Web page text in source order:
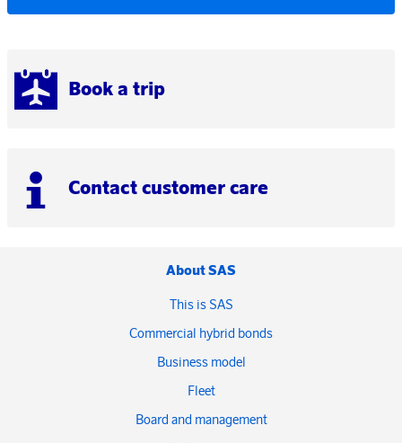
Book a trip
Contact customer care
About SAS
This is SAS
Commercial hybrid bonds
Business model
Fleet
Board and management